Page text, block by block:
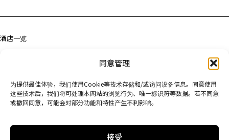
同意管理
为提供最佳体验，我们使用Cookie等技术存储和/或访问设备信息。同意使用
这些技术后，我们将可处理本网站的浏览行为、唯一标识符等数据。若不同意
或撤回同意，可能会对部分功能和特性产生不利影响。
接受
酒店一览
京都